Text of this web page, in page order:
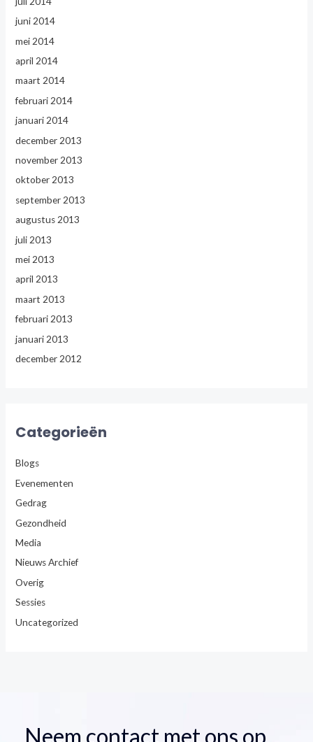
juni 2014
mei 2014
april 2014
maart 2014
februari 2014
januari 2014
december 2013
november 2013
oktober 2013
september 2013
augustus 2013
juli 2013
mei 2013
april 2013
maart 2013
februari 2013
januari 2013
december 2012
Categorieën
Blogs
Evenementen
Gedrag
Gezondheid
Media
Nieuws Archief
Overig
Sessies
Uncategorized
Neem contact met ons op